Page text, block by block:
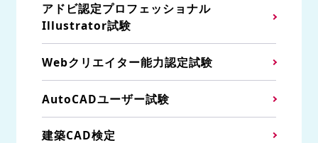
アドビ認定プロフェッショナル
Illustrator試験
Webクリエイター能力認定試験
AutoCADユーザー試験
建築CAD検定